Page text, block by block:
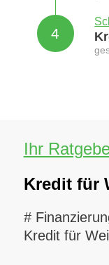
4
Ihr
Kredit für
#
Kredit für